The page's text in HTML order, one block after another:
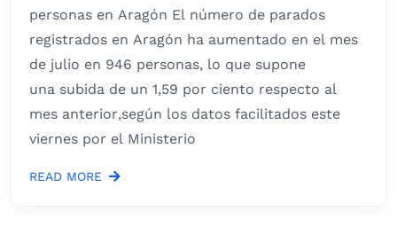
personas en Aragón El número de parados
registrados en Aragón ha aumentado en el mes
de julio en 946 personas, lo que supone
una subida de un 1,59 por ciento respecto al
mes anterior,según los datos facilitados este
viernes por el Ministerio
READ MORE